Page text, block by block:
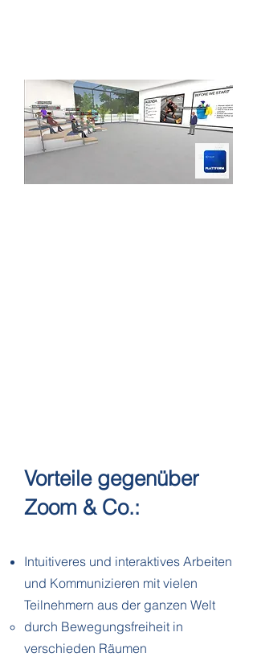
Vorteile gegenüber
Zoom & Co.:
Intuitiveres und interaktives Arbeiten
und Kommunizieren mit vielen
Teilnehmern aus der ganzen Welt
durch Bewegungsfreiheit in
verschieden Räumen​